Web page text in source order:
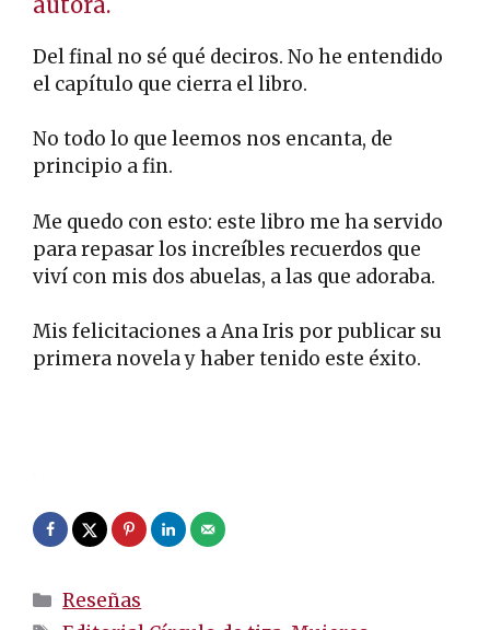
Del final no sé qué deciros. No he entendido
el capítulo que cierra el libro.
No todo lo que leemos nos encanta, de
principio a fin.
Me quedo con esto: este libro me ha servido
para repasar los increíbles recuerdos que
viví con mis dos abuelas, a las que adoraba.
Mis felicitaciones a Ana Iris por publicar su
primera novela y haber tenido este éxito.
Categorías
Reseñas